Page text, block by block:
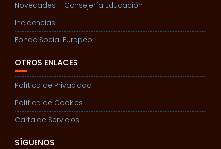
Novedades – Consejería Educación
Incidencias
Fondo Social Europeo
OTROS ENLACES
Política de Privacidad
Política de Cookies
Carta de Servicios
SÍGUENOS